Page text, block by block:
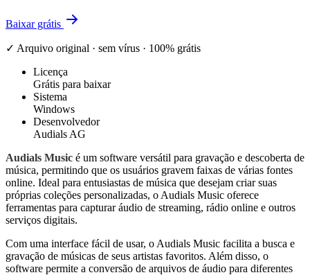
Baixar grátis
✓ Arquivo original · sem vírus · 100% grátis
Licença
Grátis para baixar
Sistema
Windows
Desenvolvedor
Audials AG
Audials Music é um software versátil para gravação e descoberta de
música, permitindo que os usuários gravem faixas de várias fontes
online. Ideal para entusiastas de música que desejam criar suas
próprias coleções personalizadas, o Audials Music oferece
ferramentas para capturar áudio de streaming, rádio online e outros
serviços digitais.
Com uma interface fácil de usar, o Audials Music facilita a busca e
gravação de músicas de seus artistas favoritos. Além disso, o
software permite a conversão de arquivos de áudio para diferentes